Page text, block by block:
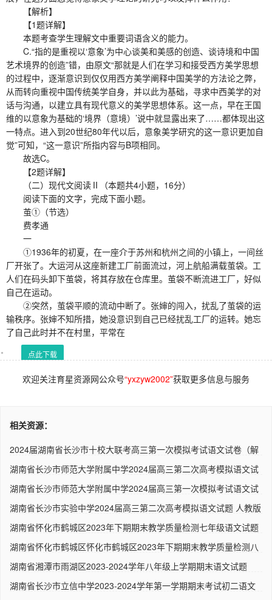
【解析】
【1题详解】
本题考查学生理解文中重要词语含义的能力。
C.“指的是重视以‘意象’为中心谈美和美感的创造、谈诗境和中国
艺术境界的创造”错，由原文“那就是人们在学习和接受西方美学思想
的过程中，逐渐意识到仅仅用西方美学阐释中国美学的方法论之弊，
从而转向重视中国传统美学自身，并以此为基础，寻求中西美学的对
话与沟通，以建立具有现代意义的美学思想体系。这一点，早在王国
维的以意象为基础的‘境界（意境）’说中就显露出来了……都体现出这
一特点。进入到20世纪80年代以后，意象美学研究的这一意识更加自
觉”可知，“这一意识”所指内容与B项相同。
故选C。
【2题详解】
（二）现代文阅读Ⅱ（本题共4小题，16分）
阅读下面的文字，完成下面小题。
茧①（节选）
费孝通
一
①1936年的初夏，在一座介于苏州和杭州之间的小镇上，一间丝
厂开张了。大运河从这座新建工厂前面流过，河上航船满载茧袋。工
人们在码头卸下茧袋，将其存放在仓库里。茧袋不断流进工厂，好似
自己在运动。
②突然，茧袋平顺的流动中断了。张婶的闯入，扰乱了茧袋的运
输秩序。张婶不知所措，她没意识到自己已经扰乱工厂的运转。她忘
了自己此时并不在村里，平常在
点此下载
欢迎关注育星资源网公众号“yxzyw2002”获取更多信息与服务
相关资源：
2024届湖南省长沙市十校大联考高三第一次模拟考试语文试卷（解
湖南省长沙市师范大学附属中学2024届高三第二次高考模拟语文试
湖南省长沙市师范大学附属中学2024届高三第一次模拟考试语文试
湖南省长沙市实验中学2024届高三第二次高考模拟语文试题 人教版
湖南省怀化市鹤城区2023年下期期末教学质量检测七年级语文试题
湖南省怀化市鹤城区怀化市鹤城区2023年下期期末教学质量检测八
湖南省湘潭市雨湖区2023-2024学年八年级上学期期末语文试题
湖南省长沙市立信中学2023-2024学年第一学期期末考试初二语文